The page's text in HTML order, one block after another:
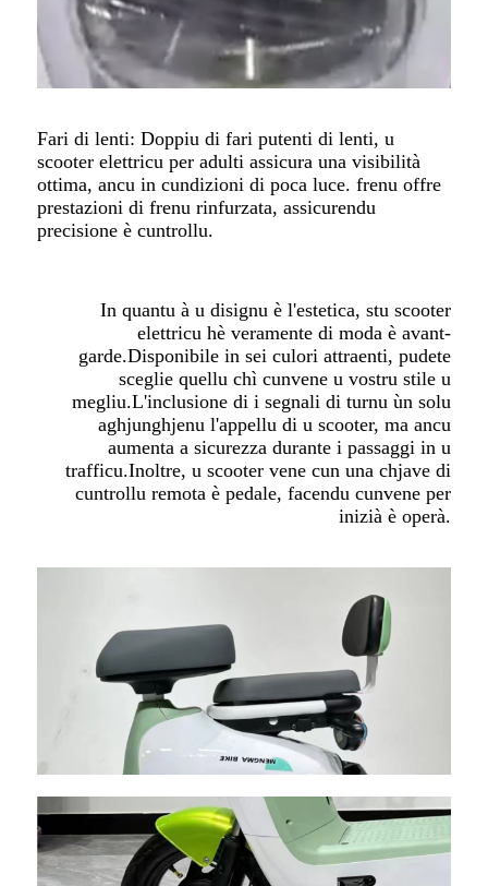
Fari di lenti: Doppiu di fari putenti di lenti, u
scooter elettricu per adulti assicura una visibilità
ottima, ancu in cundizioni di poca luce. frenu offre
prestazioni di frenu rinfurzata, assicurendu
precisione è cuntrollu.
In quantu à u disignu è l'estetica, stu scooter
elettricu hè veramente di moda è avant-
garde.Disponibile in sei culori attraenti, pudete
sceglie quellu chì cunvene u vostru stile u
megliu.L'inclusione di i segnali di turnu ùn solu
aghjunghjenu l'appellu di u scooter, ma ancu
aumenta a sicurezza durante i passaggi in u
trafficu.Inoltre, u scooter vene cun una chjave di
cuntrollu remota è pedale, facendu cunvene per
inizià è operà.